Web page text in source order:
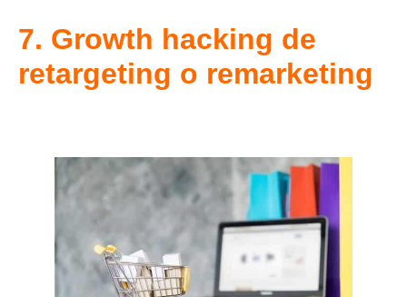
7. Growth hacking de
retargeting o remarketing